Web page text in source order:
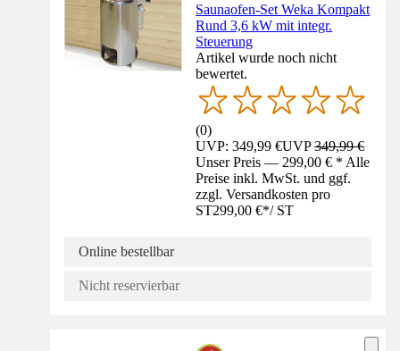
Saunaofen-Set Weka Kompakt
Rund 3,6 kW mit integr.
Steuerung
Artikel wurde noch nicht
bewertet.
(0)
UVP: 349,99 €UVP349,99 €
Unser Preis — 299,00 € * Alle
Preise inkl. MwSt. und ggf.
zzgl. Versandkosten pro
ST299,00 €*/ ST
Online bestellbar
Nicht reservierbar